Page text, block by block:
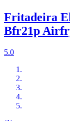
Fritadeira
Bfr21p
5.0